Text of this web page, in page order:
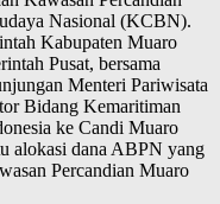
Nasional (KCBN).
Kabupaten Muaro
Pusat, bersama
Menteri Pariwisata
Bidang Kemaritiman
ke Candi Muaro
alokasi dana ABPN yang
Percandian Muaro